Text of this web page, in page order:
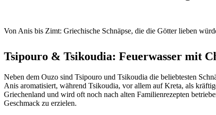
Von Anis bis Zimt: Griechische Schnäpse, die die Götter lieben
Tsipouro & Tsikoudia: Feuerwasser mit
Neben dem Ouzo sind Tsipouro und Tsikoudia die beliebtesten
Anis aromatisiert, während Tsikoudia, vor allem auf Kreta, als
Griechenland und wird oft noch nach alten Familienrezepten
Geschmack zu erzielen.